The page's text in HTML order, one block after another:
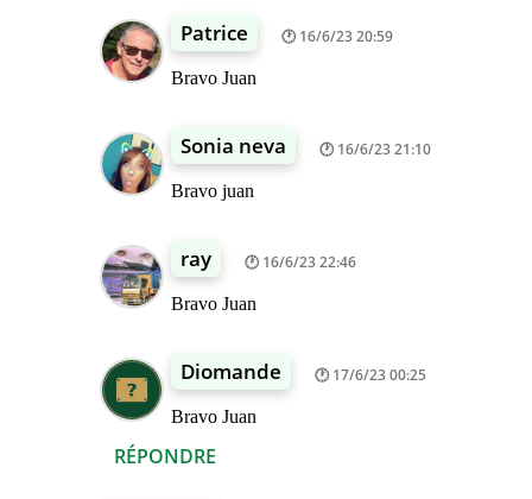
RÉPONDRE
Patrice 16/6/23 20:59
Bravo Juan
Sonia neva 16/6/23 21:10
Bravo juan
ray 16/6/23 22:46
Bravo Juan
Diomande 17/6/23 00:25
Bravo Juan